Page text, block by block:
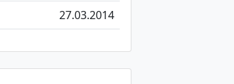
27.03.2014